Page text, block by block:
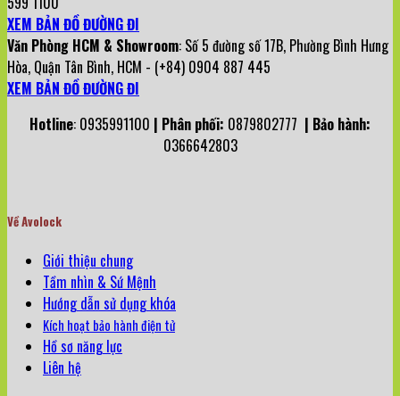
XEM BẢN ĐỒ ĐƯỜNG ĐI
Văn Phòng HCM & Showroom: Số 5 đường số 17B, Phường Bình Hưng
Hòa, Quận Tân Bình, HCM - (+84) 0904 887 445
XEM BẢN ĐỒ ĐƯỜNG ĐI
Hotline: 0935991100 | Phân phối: 0879802777 | Bảo hành:
0366642803
Về Avolock
Giới thiệu chung
Tầm nhìn & Sứ Mệnh
Hướng dẫn sử dụng khóa
Kích hoạt bảo hành điện tử
Hồ sơ năng lực
Liên hệ